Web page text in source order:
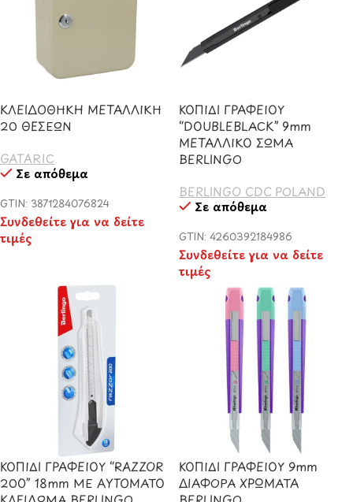
ΚΛΕΙΔΟΘΗΚΗ ΜΕΤΑΛΛΙΚΗ
20 ΘΕΣΕΩΝ
GATARIC
Σε απόθεμα
GTIN: 3871284076824
Συνδεθείτε για να δείτε
τιμές
ΚΟΠΙΔΙ ΓΡΑΦΕΙΟΥ
“DOUBLEBLACK” 9mm
ΜΕΤΑΛΛΙΚΟ ΣΩΜΑ
BERLINGO
BERLINGO CDC POLAND
Σε απόθεμα
GTIN: 4260392184986
Συνδεθείτε για να δείτε
τιμές
ΚΟΠΙΔΙ ΓΡΑΦΕΙΟΥ “RAZZOR
200” 18mm ΜΕ ΑΥΤΟΜΑΤΟ
ΚΟΠΙΔΙ ΓΡΑΦΕΙΟΥ 9mm
ΔΙΑΦΟΡΑ ΧΡΩΜΑΤΑ